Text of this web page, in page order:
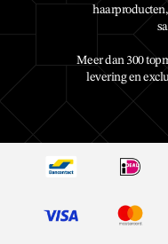
Meer dan 300
levering en